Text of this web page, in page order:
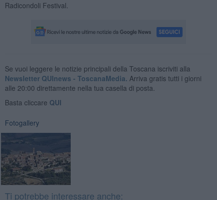
Radicondoli Festival.
Se vuoi leggere le notizie principali della Toscana iscriviti alla
Newsletter QUInews - ToscanaMedia. Arriva gratis tutti i giorni
alle 20:00 direttamente nella tua casella di posta.
Basta cliccare QUI
Fotogallery
Ti potrebbe interessare anche: